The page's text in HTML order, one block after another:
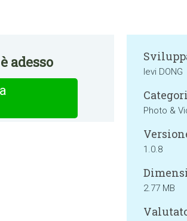
adesso
levi DONG
Photo &
1.0.8
2.77 MB